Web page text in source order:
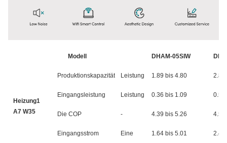
Modell DHAM-05SIW
Heizung1
A7 W35
Produktionskapazität Leistung 1.89 bis 4.80 2.84
Eingangsleistung Leistung 0.36 bis 1.09 0.52
Die COP - 4.39 bis 5.26 4.59
Eingangsstrom Eine 1.64 bis 5.01 2.41